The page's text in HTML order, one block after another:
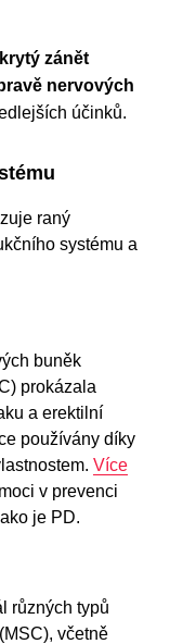
zánět
nervových
účinků.
raný
systému a
buněk
prokázala
a erektilní
používány díky
Více
v prevenci
je PD.
různých typů
včetně